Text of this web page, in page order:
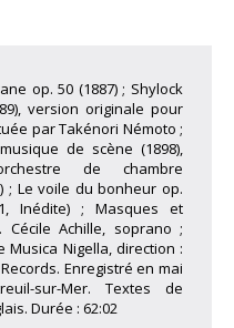
op. 50 (1887) ; Shylock
version originale pour
par Takénori Némoto ;
de scène (1898),
de chambre
; Le voile du bonheur op.
Inédite) ; Masques et
Cécile Achille, soprano ;
Musica Nigella, direction :
Enregistré en mai
sur-Mer. Textes de
Durée : 62:02